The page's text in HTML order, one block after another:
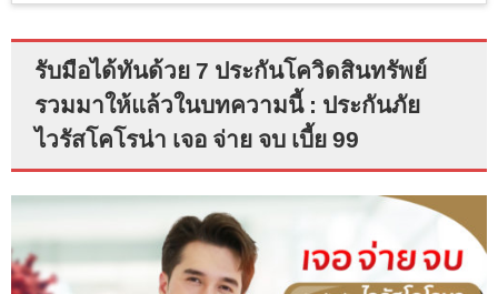
รับมือได้ทันด้วย 7 ประกันโควิดสินทรัพย์
รวมมาให้แล้วในบทความนี้ : ประกันภัย
ไวรัสโคโรน่า เจอ จ่าย จบ เบี้ย 99